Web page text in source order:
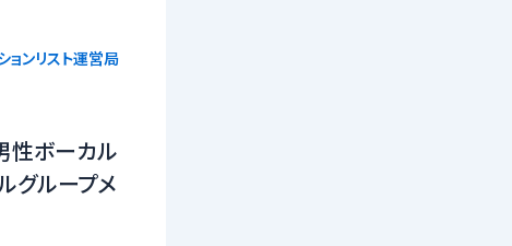
ョンリスト運営局
性ボーカル
グループメ